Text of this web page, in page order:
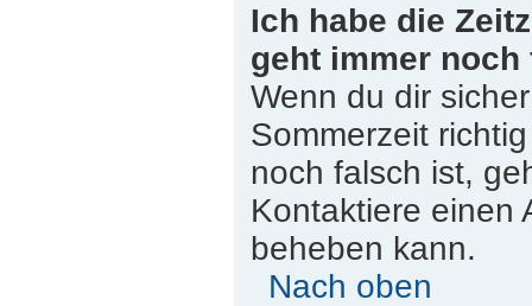
Ich habe die
geht immer noch
Wenn du dir
Sommerzeit
noch falsch ist,
Kontaktiere einen
beheben kann.
Nach oben